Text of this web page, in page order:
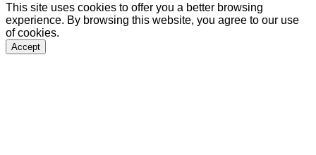
This site uses cookies to offer you a better browsing
experience. By browsing this website, you agree to our use
of cookies.
Accept